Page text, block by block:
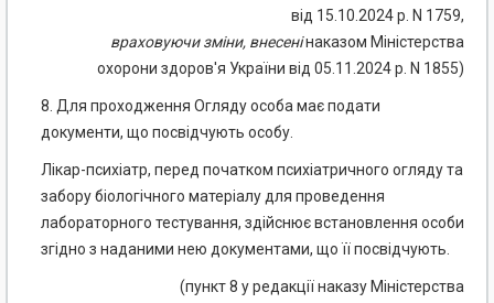
від 15.10.2024 р. N 1759,
враховуючи зміни, внесенінаказом Міністерства
охорони здоров'я України від 05.11.2024 р. N 1855)
8. Для проходження Огляду особа має подати
документи, що посвідчують особу.
Лікар-психіатр, перед початком психіатричного огляду та
забору біологічного матеріалу для проведення
лабораторного тестування, здійснює встановлення особи
згідно з наданими нею документами, що її посвідчують.
(пункт 8 у редакції наказу Міністерства